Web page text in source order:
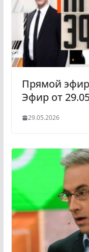
Прямой
Эфир от
29.05.2026